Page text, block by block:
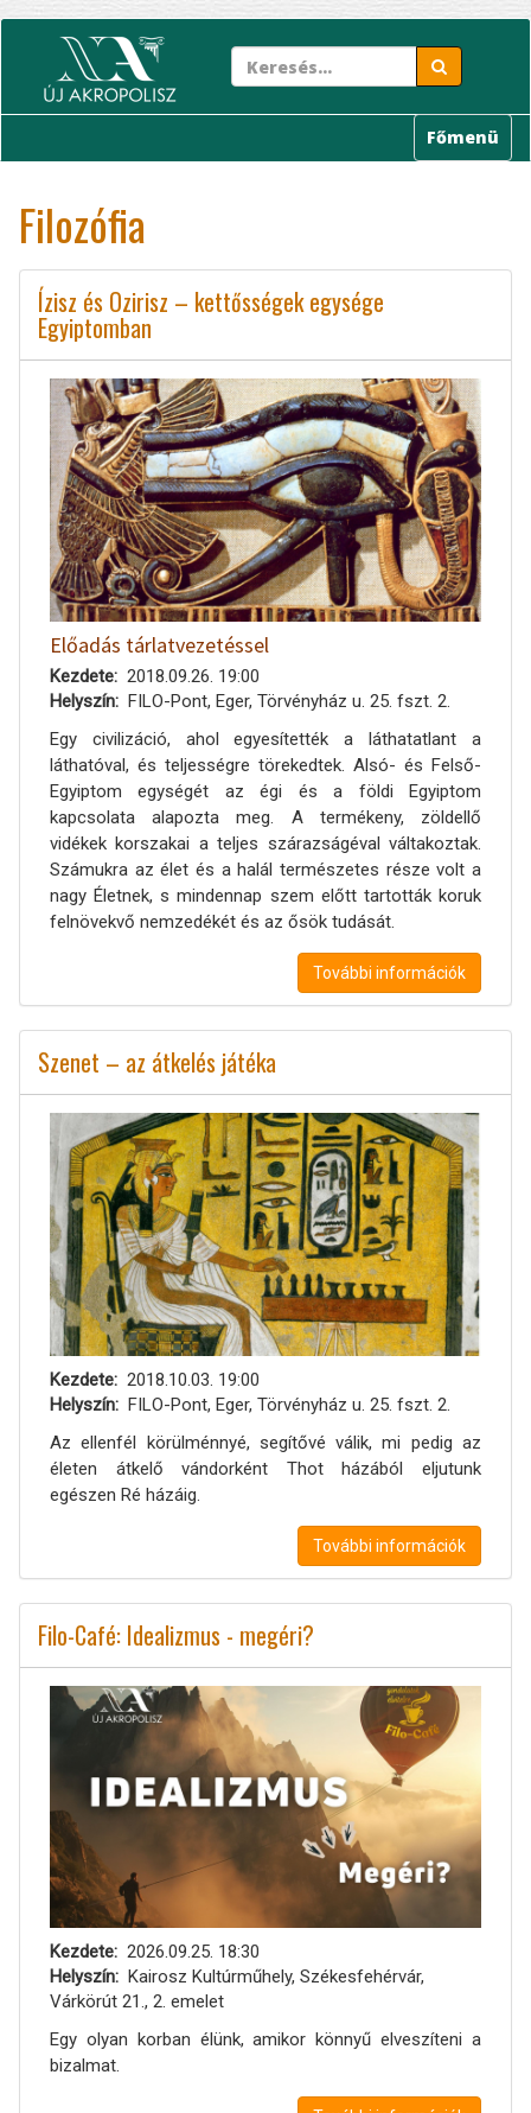
tartalomra
Főmenü
Filozófia
Ízisz és Ozirisz – kettősségek egysége
Egyiptomban
Előadás tárlatvezetéssel
Kezdete
2018.09.26. 19:00
Helyszín
FILO-Pont, Eger, Törvényház u. 25. fszt. 2.
Egy civilizáció, ahol egyesítették a láthatatlant a
láthatóval, és teljességre törekedtek. Alsó- és Felső-
Egyiptom egységét az égi és a földi Egyiptom
kapcsolata alapozta meg. A termékeny, zöldellő
vidékek korszakai a teljes szárazságéval váltakoztak.
Számukra az élet és a halál természetes része volt a
nagy Életnek, s mindennap szem előtt tartották koruk
felnövekvő nemzedékét és az ősök tudását.
További információk
Szenet – az átkelés játéka
Kezdete
2018.10.03. 19:00
Helyszín
FILO-Pont, Eger, Törvényház u. 25. fszt. 2.
Az ellenfél körülménnyé, segítővé válik, mi pedig az
életen átkelő vándorként Thot házából eljutunk
egészen Ré házáig.
További információk
Filo-Café: Idealizmus - megéri?
Kezdete
2026.09.25. 18:30
Helyszín
Kairosz Kultúrműhely, Székesfehérvár,
Várkörút 21., 2. emelet
Egy olyan korban élünk, amikor könnyű elveszíteni a
bizalmat.